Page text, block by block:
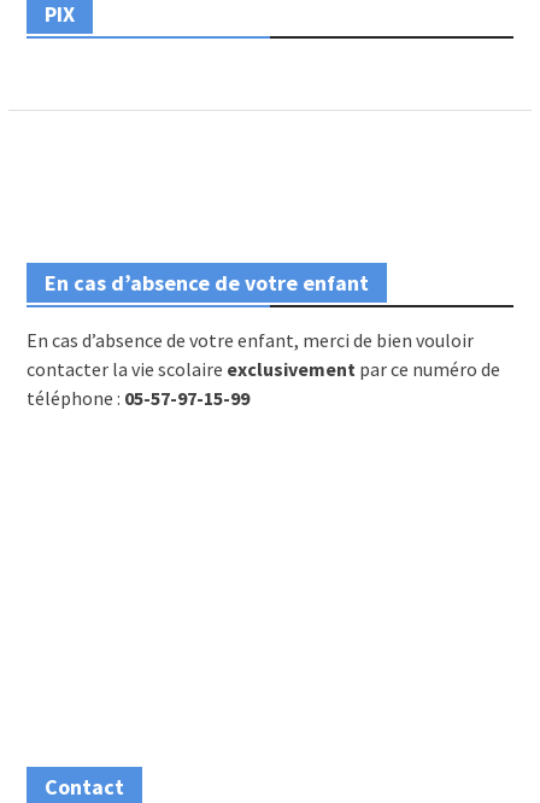
PIX
En cas d’absence de votre enfant
En cas d’absence de votre enfant, merci de bien vouloir
contacter la vie scolaire exclusivementpar ce numéro de
téléphone : 05-57-97-15-99
Contact